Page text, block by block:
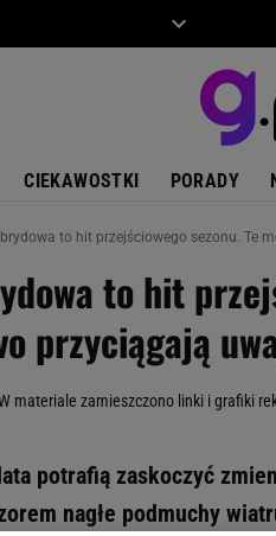
CIEKAWOSTKI PORADY
to hit przejściowego sezonu. Te
to hit
przyciągają
materiale zamieszczono linki i grafiki
potrafią zaskoczyć
nagłe podmuchy